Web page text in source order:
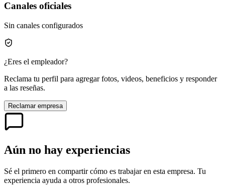
Canales oficiales
Sin canales configurados
¿Eres el empleador?
Reclama tu perfil para agregar fotos, videos, beneficios y responder
a las reseñas.
Reclamar empresa
Aún no hay experiencias
Sé el primero en compartir cómo es trabajar en esta empresa. Tu
experiencia ayuda a otros profesionales.